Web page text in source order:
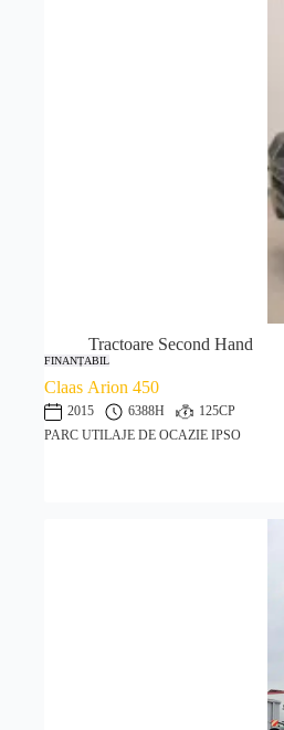
Tractoare Second Hand
FINANȚABIL
Claas Arion 450
2015 6388H
125CP
PARC UTILAJE DE OCAZIE IPSO